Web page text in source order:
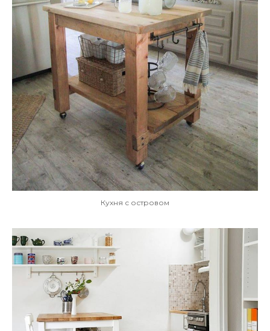
Кухня с островом